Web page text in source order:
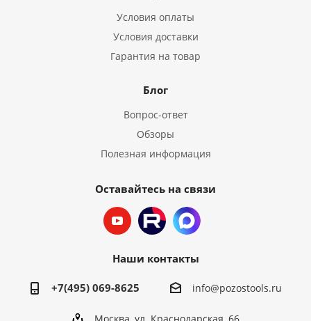
Условия оплаты
Условия доставки
Гарантия на товар
Блог
Вопрос-ответ
Обзоры
Полезная информация
Оставайтесь на связи
Наши контакты
+7(495) 069-8625 info@pozostools.ru